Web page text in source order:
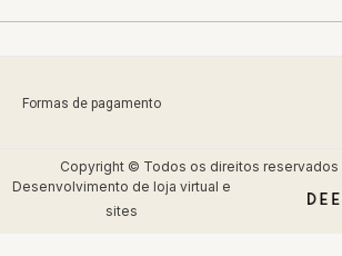
Formas de pagamento
Copyright © Todos os direitos reservados
Desenvolvimento de loja virtual e
sites